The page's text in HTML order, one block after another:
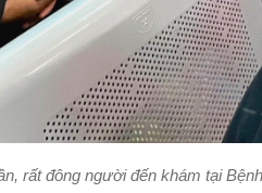
rất đông người đến khám tại